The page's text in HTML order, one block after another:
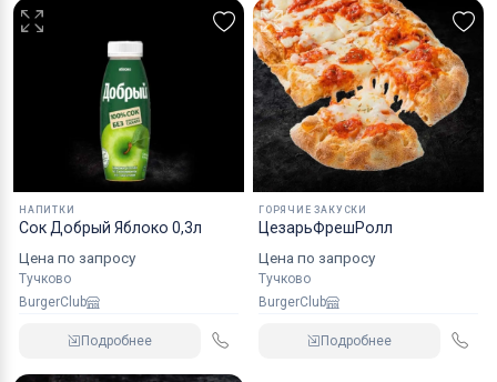
НАПИТКИ
Сок Добрый Яблоко 0,3л
Цена по запросу
Тучково
BurgerClub
Подробнее
ГОРЯЧИЕ ЗАКУСКИ
ЦезарьФрешРолл
Цена по запросу
Тучково
BurgerClub
Подробнее